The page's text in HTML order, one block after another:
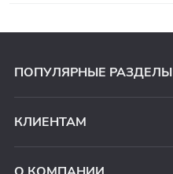
ПОПУЛЯРНЫЕ РАЗДЕЛЫ
КЛИЕНТАМ